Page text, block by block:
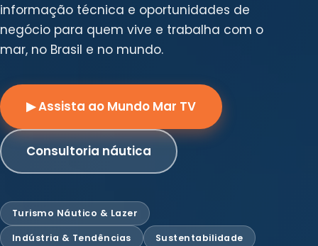
informação técnica e oportunidades de
negócio para quem vive e trabalha com o
mar, no Brasil e no mundo.
▶ Assista ao Mundo Mar TV
Consultoria náutica
Turismo Náutico & Lazer
Indústria & Tendências Sustentabilidade